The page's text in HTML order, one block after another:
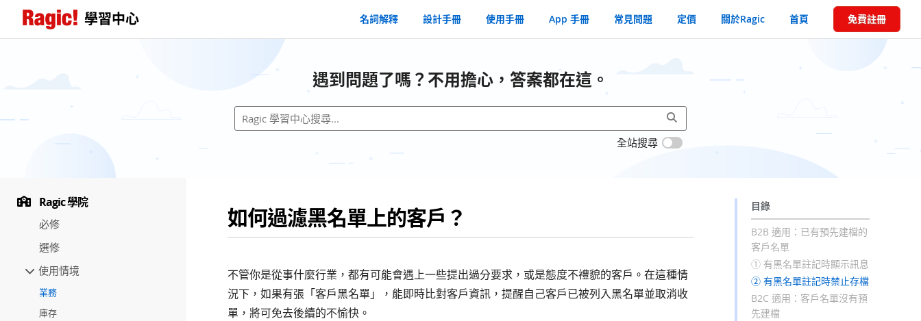
學習中心 名詞解釋 設計手冊 使用手冊 App 手冊 常見問題 定價 關於Ragic 首頁 免費註冊
遇到問題了嗎？不用擔心，答案都在這。
全站搜尋
Ragic 學院
必修
選修
使用情境
業務
庫存
目錄
B2B 適用：已有預先建檔的
客戶名單
① 有黑名單註記時顯示訊息
② 有黑名單註記時禁止存檔
B2C 適用：客戶名單沒有預
先建檔
如何過濾黑名單上的客戶？
不管你是從事什麼行業，都有可能會遇上一些提出過分要求，或是態度不禮貌的客戶。在這種情
況下，如果有張「客戶黑名單」，能即時比對客戶資訊，提醒自己客戶已被列入黑名單並取消收
單，將可免去後續的不愉快。